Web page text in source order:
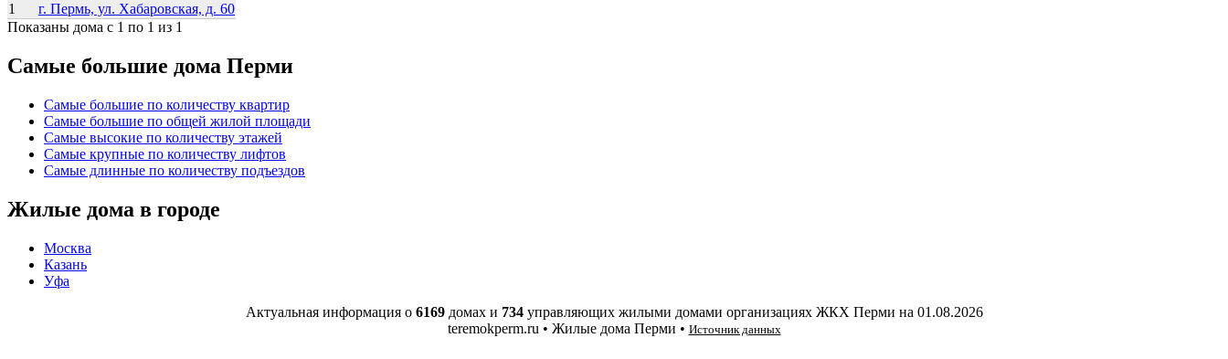
1
г. Пермь, ул. Хабаровская, д. 60
Показаны дома с 1 по 1 из 1
Самые большие дома Перми
Самые большие по количеству квартир
Самые большие по общей жилой площади
Самые высокие по количеству этажей
Самые крупные по количеству лифтов
Самые длинные по количеству подъездов
Жилые дома в городе
Москва
Казань
Уфа
Актуальная информация о 6169 домах и 734 управляющих жилыми домами организациях ЖКХ Перми на 01.08.2026
teremokperm.ru • Жилые дома Перми • Источник данных